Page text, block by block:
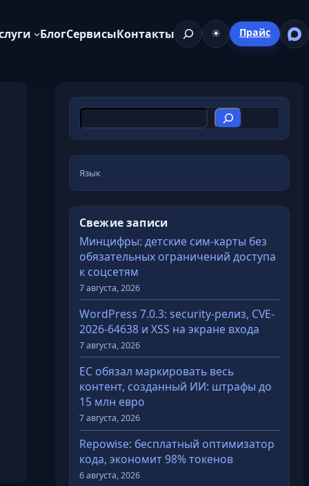
БлогСервисыКонтактыПоиск ☀ Прайс
П
о
и
с
к
Язык
Свежие записи
Минцифры: детские сим-карты без
обязательных ограничений доступа
к соцсетям
7 августа, 2026
WordPress 7.0.3: security-релиз, CVE-
2026-64638 и XSS на экране входа
7 августа, 2026
ЕС обязал маркировать весь
контент, созданный ИИ: штрафы до
15 млн евро
7 августа, 2026
Repowise: бесплатный оптимизатор
кода, экономит 98% токенов
6 августа, 2026